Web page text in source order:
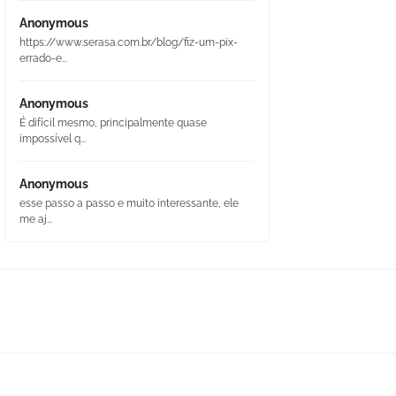
Anonymous
https://www.serasa.com.br/blog/fiz-um-pix-
errado-e...
Anonymous
É difícil mesmo, principalmente quase
impossível q...
Anonymous
esse passo a passo e muito interessante, ele
me aj...